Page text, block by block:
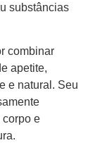
substâncias
combinar
apetite,
e natural. Seu
e